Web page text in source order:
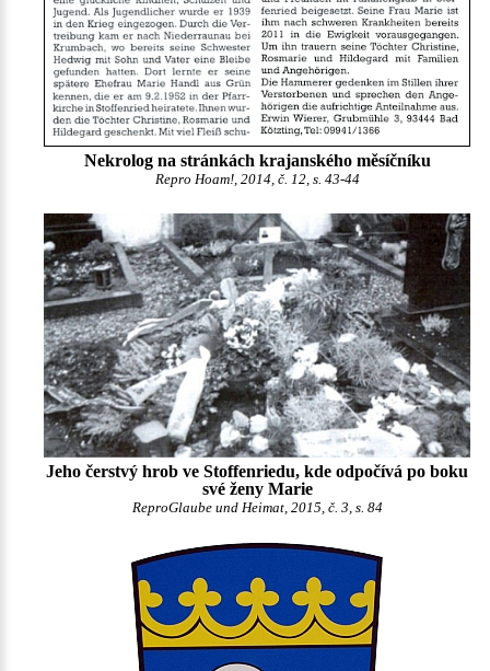
Nekrolog na stránkách krajanského měsíčníku
Repro Hoam!, 2014, č. 12, s. 43-44
Jeho čerstvý hrob ve Stoffenriedu, kde odpočívá po boku
své ženy Marie
ReproGlaube und Heimat, 2015, č. 3, s. 84